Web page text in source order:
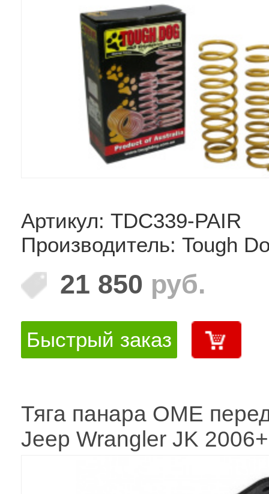
Артикул: TDC339-PAIR
Производитель: Tough
21 850 руб.
Быстрый заказ
Тяга панара OME
Jeep Wrangler JK 2006+